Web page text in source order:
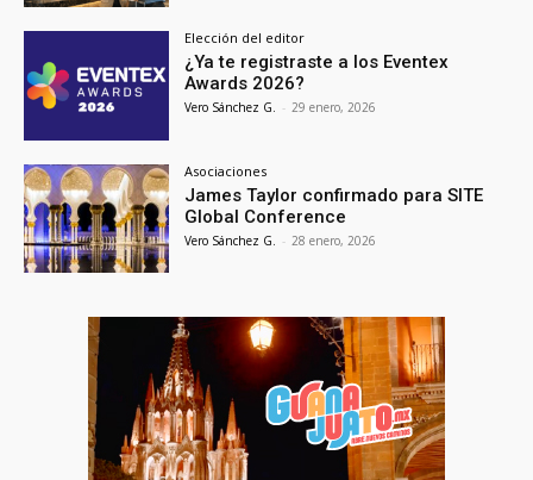
Elección del editor
¿Ya te registraste a los Eventex
Awards 2026?
Vero Sánchez G. - 29 enero, 2026
Asociaciones
James Taylor confirmado para SITE
Global Conference
Vero Sánchez G. - 28 enero, 2026